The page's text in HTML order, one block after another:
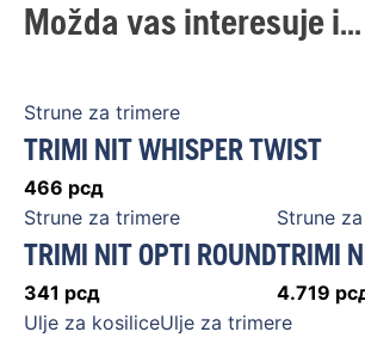
Možda vas interesuje i...
Strune za trimere
TRIMI NIT WHISPER TWIST
466 рсд
Strune za trimere
TRIMI NIT OPTI ROUND
341 рсд
Strune
TRIMI
4.719
Ulje za kosiliceUlje za trimere